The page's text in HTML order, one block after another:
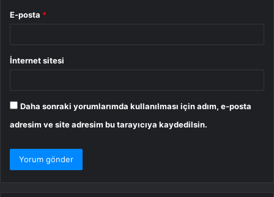
E-posta *
İnternet sitesi
Daha sonraki yorumlarımda kullanılması için adım, e-posta
adresim ve site adresim bu tarayıcıya kaydedilsin.